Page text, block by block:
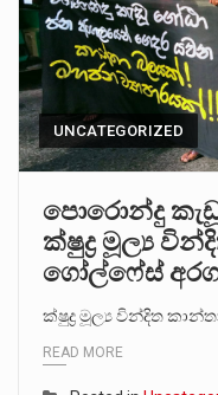
UNCATEGORIZED
පොරොන්දු
ක්ෂුද්‍ර මූල්‍ය
ගෝල්ෆේස්
ක්ෂුද්‍ර මූල්‍ය වින්දිත
READ MORE